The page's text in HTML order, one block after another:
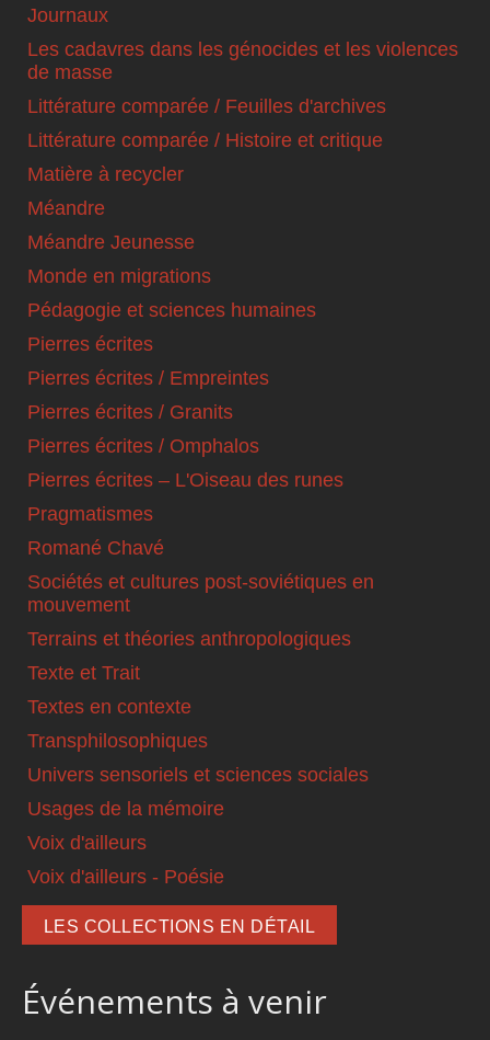
Journaux
Les cadavres dans les génocides et les violences
de masse
Littérature comparée / Feuilles d'archives
Littérature comparée / Histoire et critique
Matière à recycler
Méandre
Méandre Jeunesse
Monde en migrations
Pédagogie et sciences humaines
Pierres écrites
Pierres écrites / Empreintes
Pierres écrites / Granits
Pierres écrites / Omphalos
Pierres écrites – L'Oiseau des runes
Pragmatismes
Romané Chavé
Sociétés et cultures post-soviétiques en
mouvement
Terrains et théories anthropologiques
Texte et Trait
Textes en contexte
Transphilosophiques
Univers sensoriels et sciences sociales
Usages de la mémoire
Voix d'ailleurs
Voix d'ailleurs - Poésie
LES COLLECTIONS EN DÉTAIL
Événements à venir